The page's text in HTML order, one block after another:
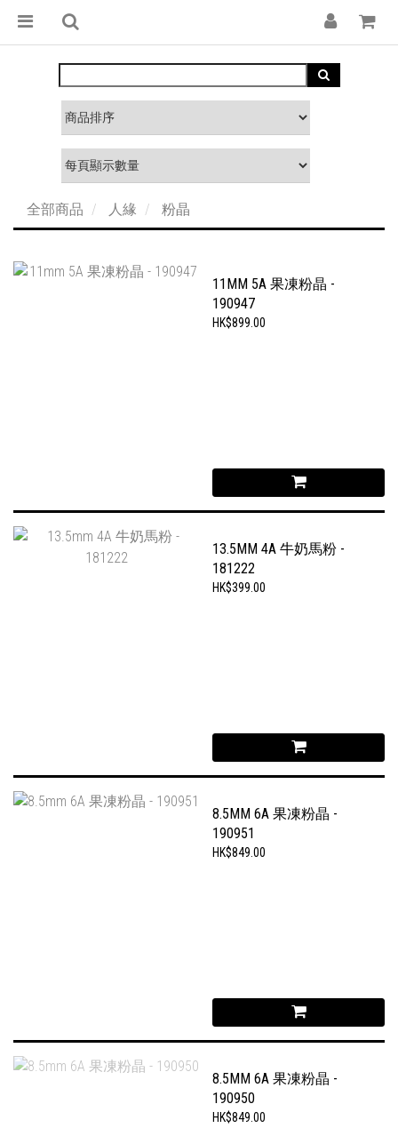
全部商品 人緣 粉晶
11MM 5A 果凍粉晶 -
190947
HK$899.00
13.5MM 4A 牛奶馬粉 -
181222
HK$399.00
8.5MM 6A 果凍粉晶 -
190951
HK$849.00
8.5MM 6A 果凍粉晶 -
190950
HK$849.00